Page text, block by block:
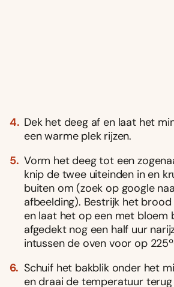
Dek het deeg af en laat het
een warme plek rijzen.
Vorm het deeg tot een
knip de twee uiteinden in en
buiten om (zoek op google
afbeelding). Bestrijk het
en laat het op een met bloem
afgedekt nog een half uur
intussen de oven voor op
Schuif het bakblik onder het
en draai de temperatuur